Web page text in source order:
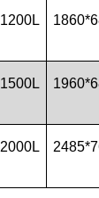
1200L
1500L
2000L